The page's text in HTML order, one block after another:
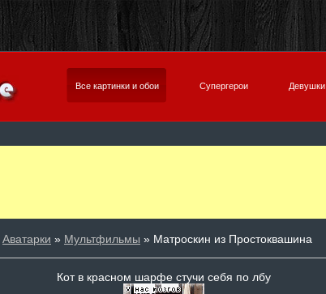
Все картинки и обои Супергерои Девушки
Аватарки » Мультфильмы » Матроскин из Простоквашина
Кот в красном шарфе стучи себя по лбу